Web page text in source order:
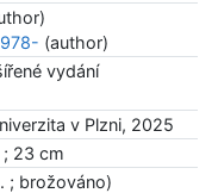
(author)
vydání
v Plzni, 2025
23 cm
; brožováno)